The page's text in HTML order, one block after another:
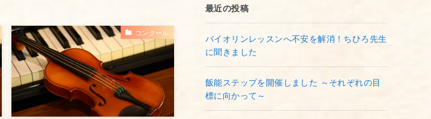
コンクール
最近の投稿
バイオリンレッスンへ不安を解消！ちひろ先生
に聞きました
飯能ステップを開催しました ～それぞれの目
標に向かって～